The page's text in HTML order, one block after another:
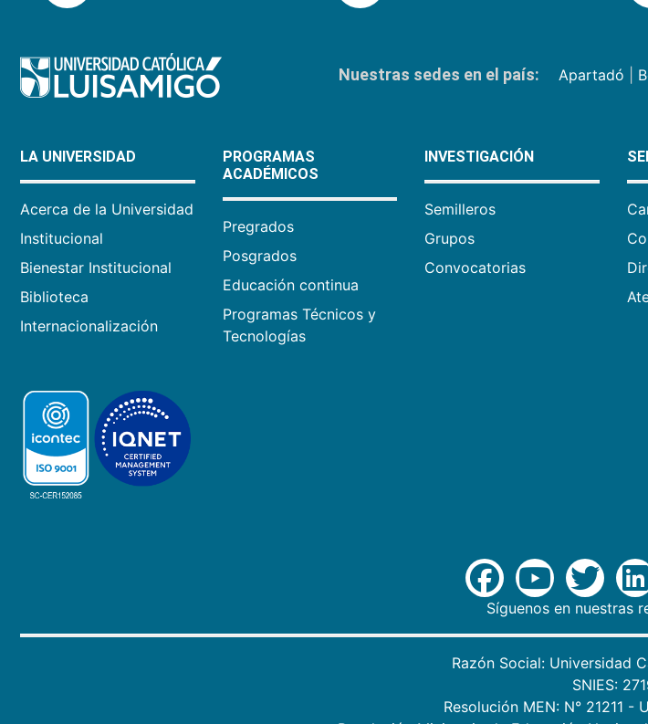
Nuestras sedes en el país: Apartadó
LA UNIVERSIDAD
Acerca de la Universidad
Institucional
Bienestar Institucional
Biblioteca
Internacionalización
PROGRAMAS
ACADÉMICOS
Pregrados
Posgrados
Educación continua
Programas Técnicos y
Tecnologías
INVESTIGACIÓN
Semilleros
Grupos
Convocatorias
Síguenos en nuestras
Razón Social: Universidad
SNIES:
Resolución MEN: N° 21211 -